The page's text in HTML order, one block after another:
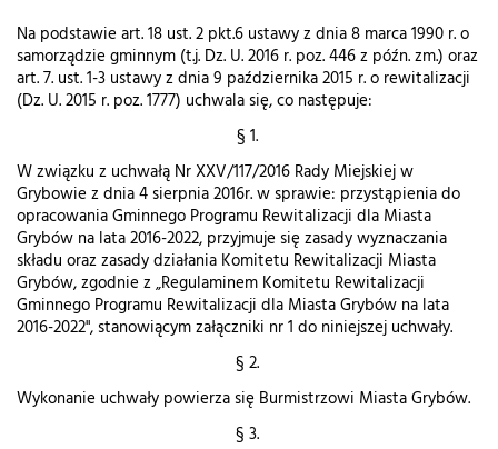
Na podstawie art. 18 ust. 2 pkt.6 ustawy z dnia 8 marca 1990 r. o
samorządzie gminnym (t.j. Dz. U. 2016 r. poz. 446 z późn. zm.) oraz
art. 7. ust. 1-3 ustawy z dnia 9 października 2015 r. o rewitalizacji
(Dz. U. 2015 r. poz. 1777) uchwala się, co następuje:
§ 1.
W związku z uchwałą Nr XXV/117/2016 Rady Miejskiej w
Grybowie z dnia 4 sierpnia 2016r. w sprawie: przystąpienia do
opracowania Gminnego Programu Rewitalizacji dla Miasta
Grybów na lata 2016-2022, przyjmuje się zasady wyznaczania
składu oraz zasady działania Komitetu Rewitalizacji Miasta
Grybów, zgodnie z „Regulaminem Komitetu Rewitalizacji
Gminnego Programu Rewitalizacji dla Miasta Grybów na lata
2016-2022", stanowiącym załączniki nr 1 do niniejszej uchwały.
§ 2.
Wykonanie uchwały powierza się Burmistrzowi Miasta Grybów.
§ 3.